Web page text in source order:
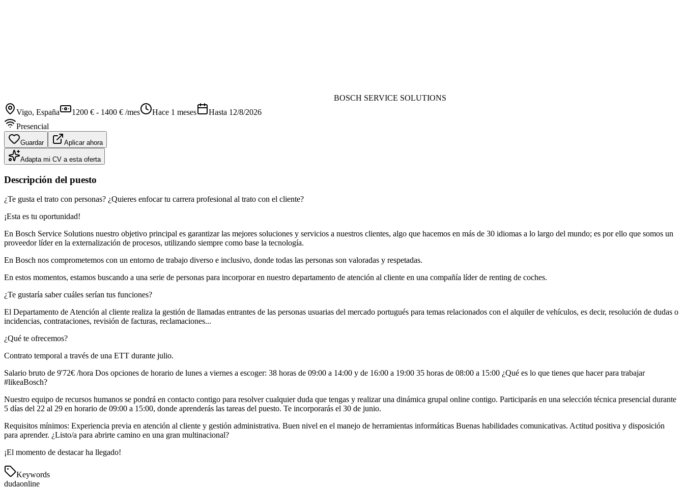
BOSCH SERVICE SOLUTIONS
Vigo, España 1200 € - 1400 € /mes Hace 1 meses Hasta 12/8/2026
Presencial
Guardar Aplicar ahora
Adapta mi CV a esta oferta
Descripción del puesto
¿Te gusta el trato con personas? ¿Quieres enfocar tu carrera profesional al trato con el cliente?
¡Esta es tu oportunidad!
En Bosch Service Solutions nuestro objetivo principal es garantizar las mejores soluciones y servicios a nuestros clientes, algo que hacemos en más de 30 idiomas a lo largo del mundo; es por ello que somos un
proveedor líder en la externalización de procesos, utilizando siempre como base la tecnología.
En Bosch nos comprometemos con un entorno de trabajo diverso e inclusivo, donde todas las personas son valoradas y respetadas.
En estos momentos, estamos buscando a una serie de personas para incorporar en nuestro departamento de atención al cliente en una compañía líder de renting de coches.
¿Te gustaría saber cuáles serían tus funciones?
El Departamento de Atención al cliente realiza la gestión de llamadas entrantes de las personas usuarias del mercado portugués para temas relacionados con el alquiler de vehículos, es decir, resolución de dudas o
incidencias, contrataciones, revisión de facturas, reclamaciones...
¿Qué te ofrecemos?
Contrato temporal a través de una ETT durante julio.
Salario bruto de 9'72€ /hora Dos opciones de horario de lunes a viernes a escoger: 38 horas de 09:00 a 14:00 y de 16:00 a 19:00 35 horas de 08:00 a 15:00 ¿Qué es lo que tienes que hacer para trabajar
#likeaBosch?
Nuestro equipo de recursos humanos se pondrá en contacto contigo para resolver cualquier duda que tengas y realizar una dinámica grupal online contigo. Participarás en una selección técnica presencial durante
5 días del 22 al 29 en horario de 09:00 a 15:00, donde aprenderás las tareas del puesto. Te incorporarás el 30 de junio.
Requisitos mínimos: Experiencia previa en atención al cliente y gestión administrativa. Buen nivel en el manejo de herramientas informáticas Buenas habilidades comunicativas. Actitud positiva y disposición
para aprender. ¿Listo/a para abrirte camino en una gran multinacional?
¡El momento de destacar ha llegado!
Keywords
dudaonline